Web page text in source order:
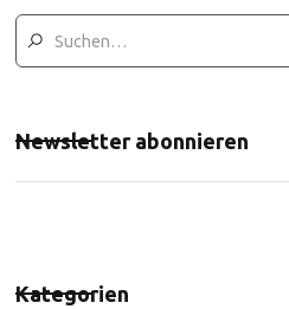
Newsletter abonnieren
Kategorien